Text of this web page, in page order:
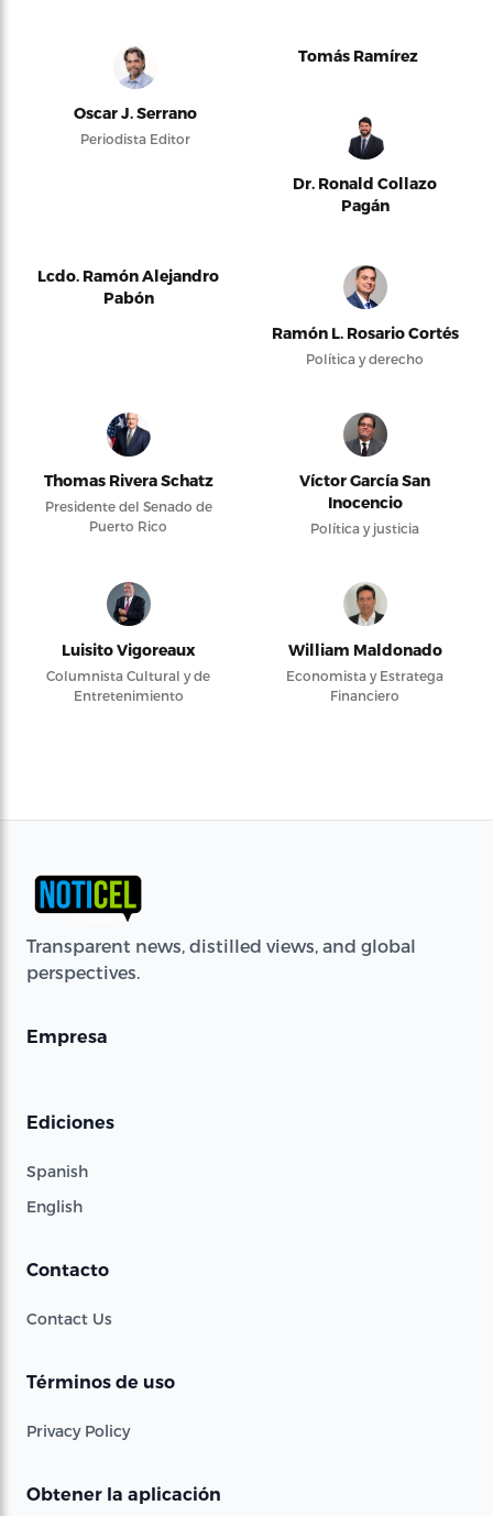
Oscar J. Serrano
Periodista Editor
Tomás Ramírez
Dr. Ronald Collazo
Pagán
Lcdo. Ramón Alejandro
Pabón
Ramón L. Rosario Cortés
Política y derecho
Thomas Rivera Schatz
Presidente del Senado de
Puerto Rico
Víctor García San
Inocencio
Política y justicia
Luisito Vigoreaux
Columnista Cultural y de
Entretenimiento
William Maldonado
Economista y Estratega
Financiero
Transparent news, distilled views, and global
perspectives.
Empresa
Ediciones
Spanish
English
Contacto
Contact Us
Términos de uso
Privacy Policy
Obtener la aplicación